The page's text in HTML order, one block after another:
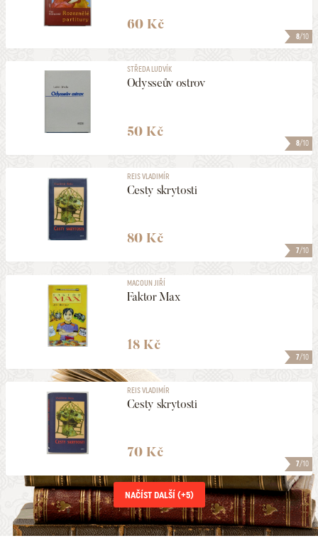
8/10
60 Kč
8/10
STŘEDA LUDVÍK
Odysseův ostrov
50 Kč
7/10
REIS VLADIMÍR
Cesty skrytosti
80 Kč
7/10
MACOUN JIŘÍ
Faktor Max
18 Kč
7/10
REIS VLADIMÍR
Cesty skrytosti
70 Kč
NAČÍST DALŠÍ (+5)